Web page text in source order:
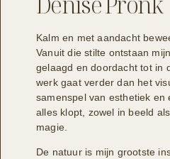
Kalm en met aandacht
Vanuit die stilte ontstaan
gelaagd en doordacht tot in
werk gaat verder dan het
samenspel van esthetiek en
alles klopt, zowel in beeld
magie.
De natuur is mijn grootste